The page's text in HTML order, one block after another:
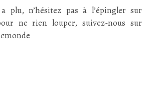
plu, n’hésitez pas à l’épingler sur
ne rien louper, suivez-nous sur